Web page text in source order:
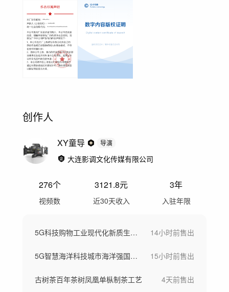
创作人
XY童导 导演
大连影调文化传媒有限公司
276个
视频数
3121.8元
近30天收入
3年
入驻年限
5G科技购物工业现代化新质生产力 14小时前售出
5G智慧海洋科技城市海洋强国素材 15小时前售出
古树茶百年茶树凤凰单枞制茶工艺 4天前售出